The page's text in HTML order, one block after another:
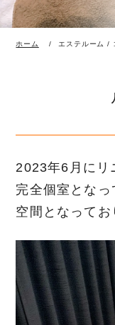
ホーム エステルーム /
2023年6月にリ
完全個室とな
空間となってお